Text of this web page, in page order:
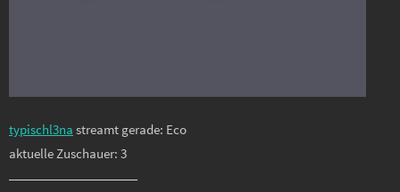
typischl3na streamt gerade: Eco
aktuelle Zuschauer: 3